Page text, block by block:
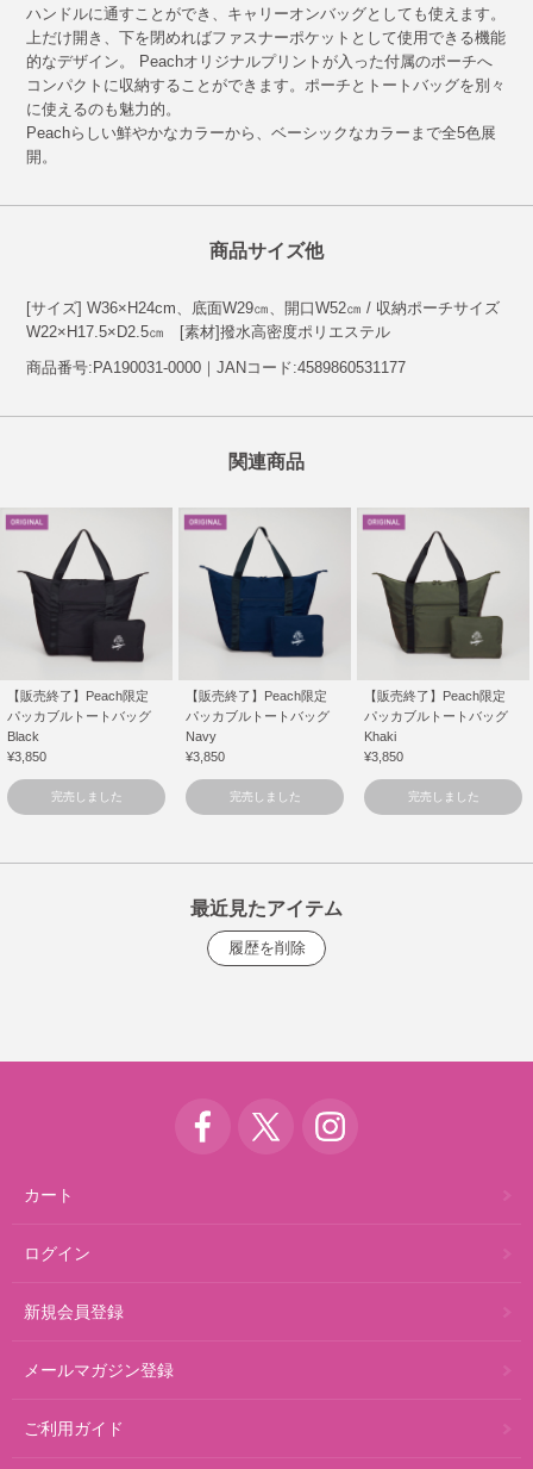
ハンドルに通すことができ、キャリーオンバッグとしても使えます。
上だけ開き、下を閉めればファスナーポケットとして使用できる機能
的なデザイン。 Peachオリジナルプリントが入った付属のポーチへ
コンパクトに収納することができます。ポーチとトートバッグを別々
に使えるのも魅力的。
Peachらしい鮮やかなカラーから、ベーシックなカラーまで全5色展
開。
商品サイズ他
[サイズ] W36×H24cm、底面W29㎝、開口W52㎝ / 収納ポーチサイズ
W22×H17.5×D2.5㎝ [素材]撥水高密度ポリエステル
商品番号:PA190031-0000｜JANコード:4589860531177
関連商品
【販売終了】Peach限定
パッカブルトートバッグ
Black
¥3,850
完売しました
【販売終了】Peach限定
パッカブルトートバッグ
Navy
¥3,850
完売しました
【販売終了】Peach限定
パッカブルトートバッグ
Khaki
¥3,850
完売しました
最近見たアイテム
カート
ログイン
新規会員登録
メールマガジン登録
ご利用ガイド